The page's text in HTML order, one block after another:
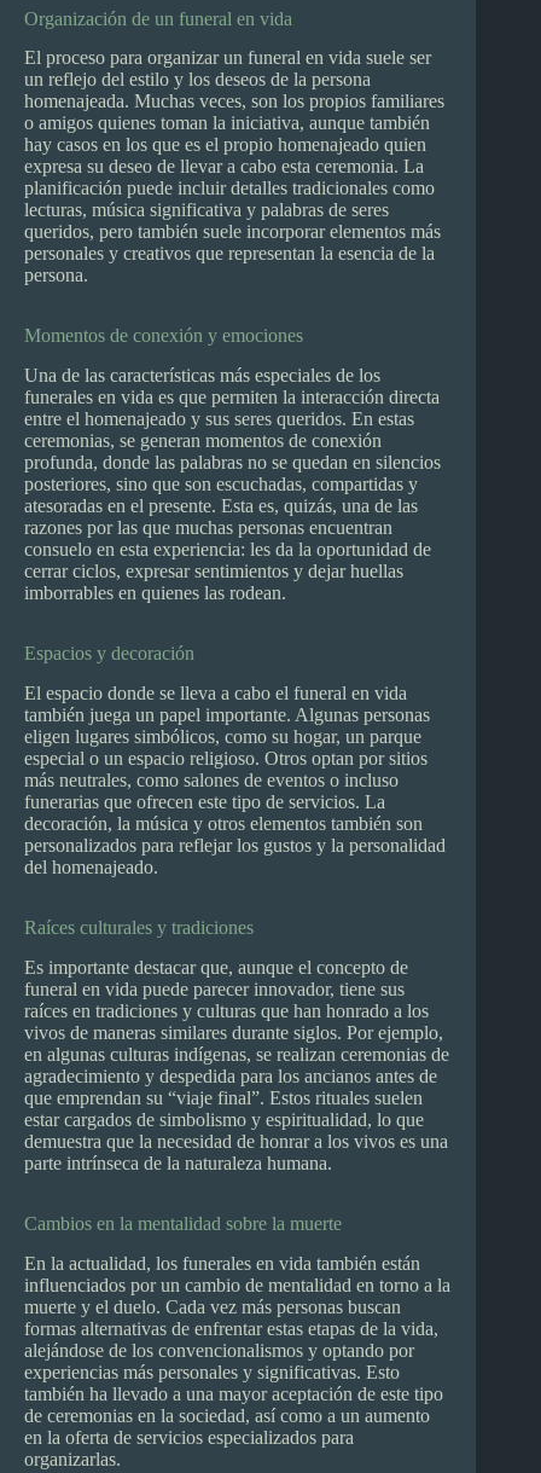
Organización de un funeral en vida
El proceso para organizar un funeral en vida suele ser
un reflejo del estilo y los deseos de la persona
homenajeada. Muchas veces, son los propios familiares
o amigos quienes toman la iniciativa, aunque también
hay casos en los que es el propio homenajeado quien
expresa su deseo de llevar a cabo esta ceremonia. La
planificación puede incluir detalles tradicionales como
lecturas, música significativa y palabras de seres
queridos, pero también suele incorporar elementos más
personales y creativos que representan la esencia de la
persona.
Momentos de conexión y emociones
Una de las características más especiales de los
funerales en vida es que permiten la interacción directa
entre el homenajeado y sus seres queridos. En estas
ceremonias, se generan momentos de conexión
profunda, donde las palabras no se quedan en silencios
posteriores, sino que son escuchadas, compartidas y
atesoradas en el presente. Esta es, quizás, una de las
razones por las que muchas personas encuentran
consuelo en esta experiencia: les da la oportunidad de
cerrar ciclos, expresar sentimientos y dejar huellas
imborrables en quienes las rodean.
Espacios y decoración
El espacio donde se lleva a cabo el funeral en vida
también juega un papel importante. Algunas personas
eligen lugares simbólicos, como su hogar, un parque
especial o un espacio religioso. Otros optan por sitios
más neutrales, como salones de eventos o incluso
funerarias que ofrecen este tipo de servicios. La
decoración, la música y otros elementos también son
personalizados para reflejar los gustos y la personalidad
del homenajeado.
Raíces culturales y tradiciones
Es importante destacar que, aunque el concepto de
funeral en vida puede parecer innovador, tiene sus
raíces en tradiciones y culturas que han honrado a los
vivos de maneras similares durante siglos. Por ejemplo,
en algunas culturas indígenas, se realizan ceremonias de
agradecimiento y despedida para los ancianos antes de
que emprendan su “viaje final”. Estos rituales suelen
estar cargados de simbolismo y espiritualidad, lo que
demuestra que la necesidad de honrar a los vivos es una
parte intrínseca de la naturaleza humana.
Cambios en la mentalidad sobre la muerte
En la actualidad, los funerales en vida también están
influenciados por un cambio de mentalidad en torno a la
muerte y el duelo. Cada vez más personas buscan
formas alternativas de enfrentar estas etapas de la vida,
alejándose de los convencionalismos y optando por
experiencias más personales y significativas. Esto
también ha llevado a una mayor aceptación de este tipo
de ceremonias en la sociedad, así como a un aumento
en la oferta de servicios especializados para
organizarlas.